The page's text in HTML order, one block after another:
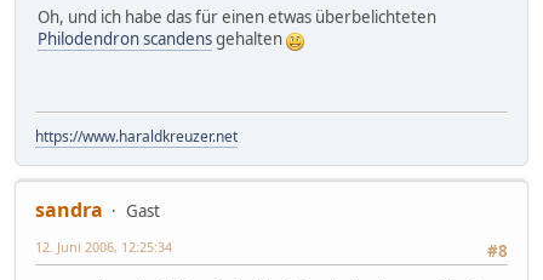
Oh, und ich habe das für einen etwas überbelichteten
Philodendron scandensgehalten
https://www.haraldkreuzer.net
sandra
Gast
#8
12. Juni 2006, 12:25:34